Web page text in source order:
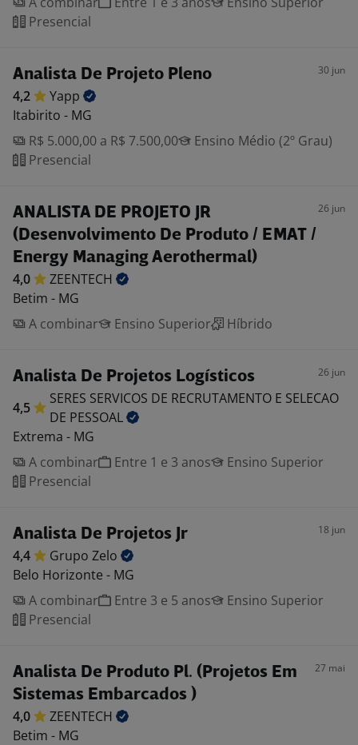
Presencial
Analista De Projeto Pleno 30 jun
4,2
Yapp
Itabirito - MG
R$ 5.000,00 a R$ 7.500,00
Ensino Médio (2º Grau)
Presencial
ANALISTA DE PROJETO JR
(Desenvolvimento De Produto / EMAT /
Energy Managing Aerothermal)
26 jun
4,0
ZEENTECH
Betim - MG
A combinar
Ensino Superior Híbrido
Analista De Projetos Logísticos 26 jun
4,5
SERES SERVICOS DE RECRUTAMENTO E SELECAO
DE PESSOAL
Extrema - MG
A combinar
Entre 1 e 3 anos
Ensino Superior
Presencial
Analista De Projetos Jr 18 jun
4,4 Grupo Zelo
Belo Horizonte - MG
A combinar
Entre 3 e 5 anos
Ensino Superior
Presencial
Analista De Produto Pl. (Projetos Em
Sistemas Embarcados )
27 mai
4,0
ZEENTECH
Betim - MG